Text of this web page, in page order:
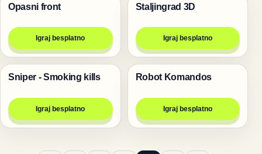
Pucanje
Opasni front
Igraj besplatno
Pucanje
Staljingrad 3D
Igraj besplatno
Pucanje
Sniper - Smoking kills
Igraj besplatno
Pucanje
Robot Komandos
Igraj besplatno